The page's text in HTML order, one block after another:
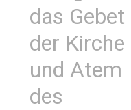
das Gebet
der Kirche
und Atem
des